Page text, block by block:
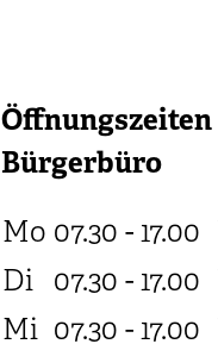
Öffnungszeiten
Bürgerbüro
Mo 07.30 - 17.00
Di 07.30 - 17.00
Mi 07.30 - 17.00